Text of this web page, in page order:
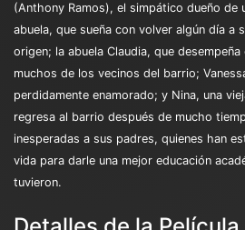
(Anthony Ramos), el simpático dueño de
abuela, que sueña con volver algún día a
origen; la abuela Claudia, que
muchos de los vecinos del barrio;
perdidamente enamorado; y Nina, una
regresa al barrio después de mucho
inesperadas a sus padres, quienes han
vida para darle una mejor educación
tuvieron.